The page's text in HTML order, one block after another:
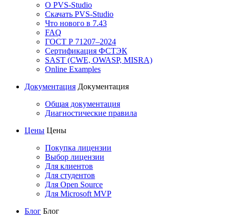
О PVS-Studio
Скачать PVS-Studio
Что нового в 7.43
FAQ
ГОСТ Р 71207–2024
Сертификация ФСТЭК
SAST (CWE, OWASP, MISRA)
Online Examples
Документация Документация
Общая документация
Диагностические правила
Цены Цены
Покупка лицензии
Выбор лицензии
Для клиентов
Для студентов
Для Open Source
Для Microsoft MVP
Блог Блог